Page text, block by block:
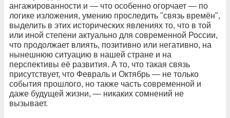
ангажированности и — что особенно огорчает — по
логике изложения, умению проследить "связь времён",
выделить в этих исторических явлениях то, что в той
или иной степени актуально для современной России,
что продолжает влиять, позитивно или негативно, на
нынешнюю ситуацию в нашей стране и на
перспективы её развития. А то, что такая связь
присутствует, что Февраль и Октябрь — не только
события прошлого, но также часть современной и
даже будущей жизни, — никаких сомнений не
вызывает.